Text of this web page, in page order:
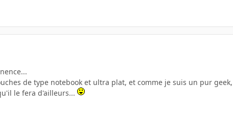
de type notebook et ultra plat, et comme je suis un pur
le fera d'ailleurs...